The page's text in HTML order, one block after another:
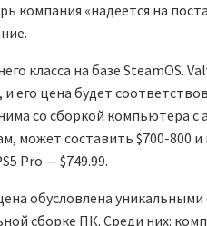
компания «надеется на
класса на базе SteamOS.
и его цена будет
со сборкой компьютера с
может составить $700-800
Pro — $749.99.
обусловлена
сборке ПК. Среди них: